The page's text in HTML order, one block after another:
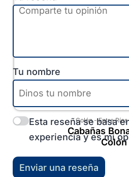
Colón-Entre Ríos
Cabañas
Colón
Tu nombre
Esta reseña se basa
experiencia y es mi
Enviar una reseña